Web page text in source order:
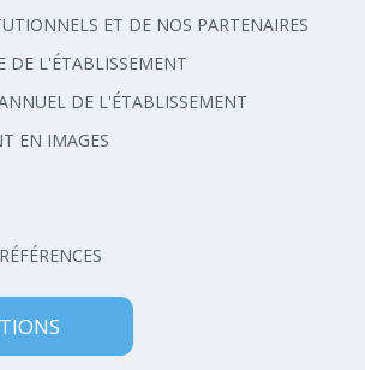
ET DE NOS PARTENAIRES
DE L'ÉTABLISSEMENT
DE L'ÉTABLISSEMENT
EN IMAGES